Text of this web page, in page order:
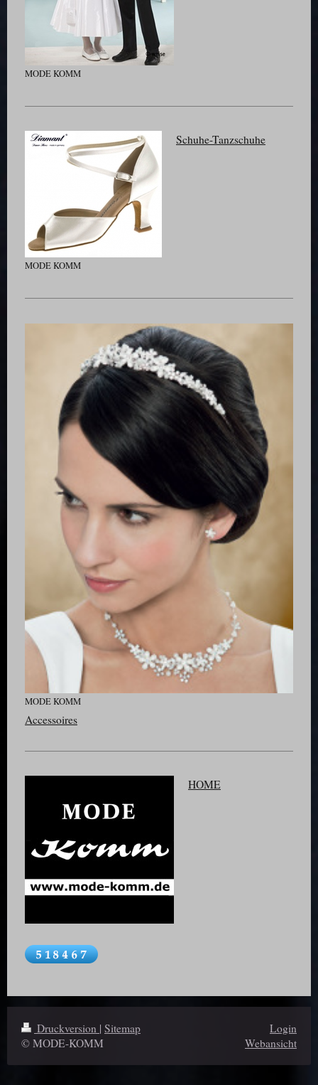
MODE KOMM
MODE KOMM
Schuhe-Tanzschuhe
MODE KOMM
Accessoires
HOME
Druckversion | Sitemap
© MODE-KOMM
Login
Webansicht